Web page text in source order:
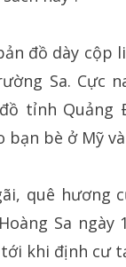
đồ dày cộp
Sa. Cực
tỉnh Quảng
bè ở Mỹ
quê hương
Sa
khi định cư